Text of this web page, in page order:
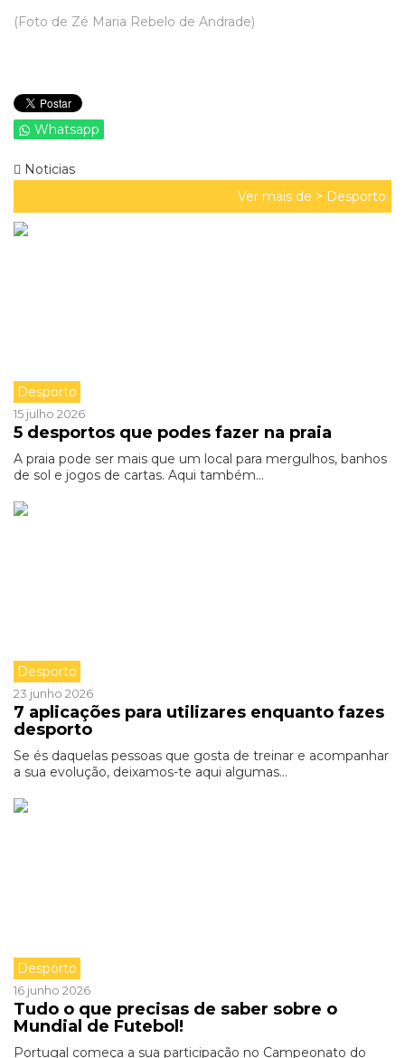
(Foto de Zé Maria Rebelo de Andrade)
Whatsapp
Noticias
Ver mais de > Desporto
Desporto
15 julho 2026
5 desportos que podes fazer na praia
A praia pode ser mais que um local para mergulhos, banhos
de sol e jogos de cartas. Aqui também...
Desporto
23 junho 2026
7 aplicações para utilizares enquanto fazes
desporto
Se és daquelas pessoas que gosta de treinar e acompanhar
a sua evolução, deixamos-te aqui algumas...
Desporto
16 junho 2026
Tudo o que precisas de saber sobre o
Mundial de Futebol!
Portugal começa a sua participação no Campeonato do